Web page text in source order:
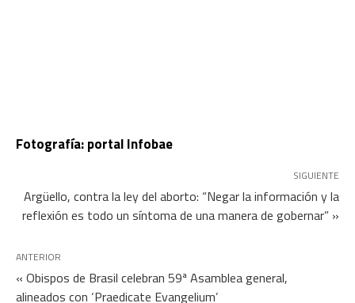
Fotografía: portal Infobae
SIGUIENTE
Argüello, contra la ley del aborto: “Negar la información y la
reflexión es todo un síntoma de una manera de gobernar” »
ANTERIOR
« Obispos de Brasil celebran 59ª Asamblea general,
alineados con ‘Praedicate Evangelium’